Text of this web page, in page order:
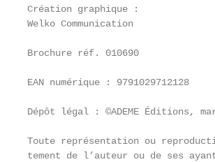
Création graphique :
Welko Communication
Brochure réf. 010690
EAN numérique : 9791029712128
Dépôt légal : ©ADEME Éditions,
Toute représentation ou
tement de l’auteur ou de ses